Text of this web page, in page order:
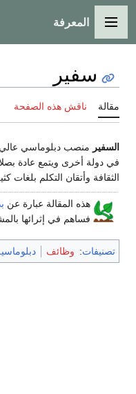
القائمة الرئيسية
المعرفة
سفير
مقالة ناقش هذه الصفحة
السفير منصب دبلوماسي عالي
في دولة أخرى ويتمع عادة
الثقافة وأتقان التكلم بلغات
هذه المقالة عبارة عن
فساهم في إثرائها
تصنيفات: وظائف